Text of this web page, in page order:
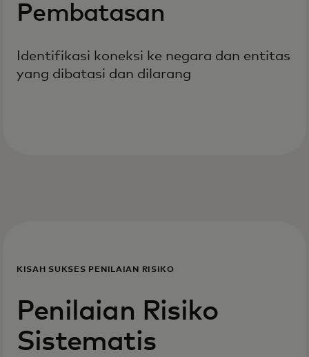
Pembatasan
Identifikasi koneksi ke negara dan entitas
yang dibatasi dan dilarang
KISAH SUKSES PENILAIAN RISIKO
Penilaian Risiko
Sistematis